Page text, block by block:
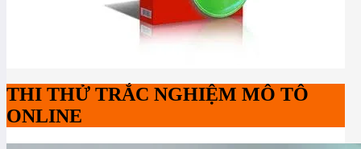
THI THỬ TRẮC NGHIỆM MÔ TÔ
ONLINE